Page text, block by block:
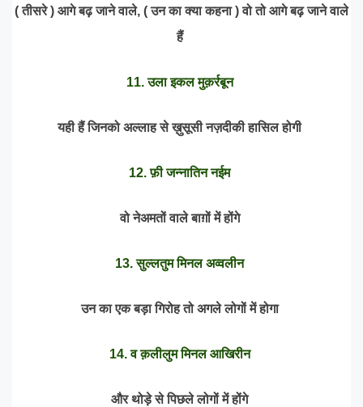
( तीसरे ) आगे बढ़ जाने वाले, ( उन का क्या कहना ) वो तो आगे बढ़ जाने वाले
हैं
11. उला इकल मुक़र्रबून
यही हैं जिनको अल्लाह से ख़ुसूसी नज़दीकी हासिल होगी
12. फ़ी जन्नातिन नईम
वो नेअमतों वाले बाग़ों में होंगे
13. सुल्लतुम मिनल अव्वलीन
उन का एक बड़ा गिरोह तो अगले लोगों में होगा
14. व क़लीलुम मिनल आखिरीन
और थोड़े से पिछले लोगों में होंगे